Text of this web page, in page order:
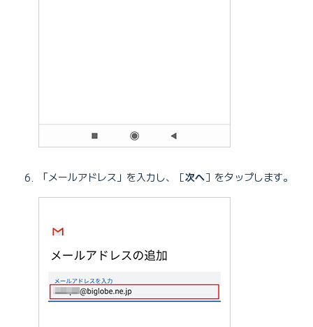
「メールアドレス」を入力し、［次へ］をタップします。